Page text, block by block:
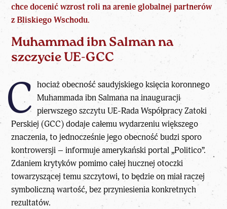
chce docenić wzrost roli na arenie globalnej partnerów
z Bliskiego Wschodu.
Muhammad ibn Salman na
szczycie UE-GCC
C hociaż obecność saudyjskiego księcia koronnego
Muhammada ibn Salmana na inauguracji
pierwszego szczytu UE-Rada Współpracy Zatoki
Perskiej (GCC) dodaje całemu wydarzeniu większego
znaczenia, to jednocześnie jego obecność budzi sporo
kontrowersji – informuje amerykański portal „Politico”.
Zdaniem krytyków pomimo całej hucznej otoczki
towarzyszącej temu szczytowi, to będzie on miał raczej
symboliczną wartość, bez przyniesienia konkretnych
rezultatów.